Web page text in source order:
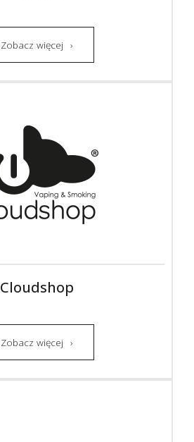
Zobacz więcej
Cloudshop
Zobacz więcej